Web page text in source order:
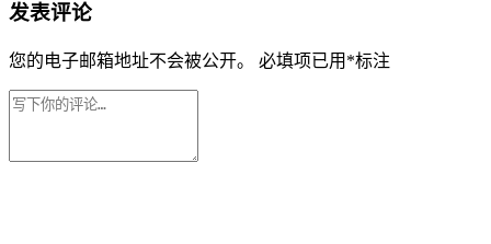
发表评论
您的电子邮箱地址不会被公开。 必填项已用 *标注